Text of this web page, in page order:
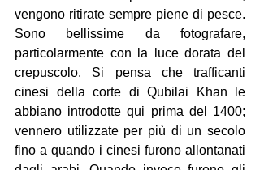
vengono ritirate sempre piene di pesce.
Sono bellissime da fotografare,
particolarmente con la luce dorata del
crepuscolo. Si pensa che trafficanti
cinesi della corte di Qubilai Khan le
abbiano introdotte qui prima del 1400;
vennero utilizzate per più di un secolo
fino a quando i cinesi furono allontanati